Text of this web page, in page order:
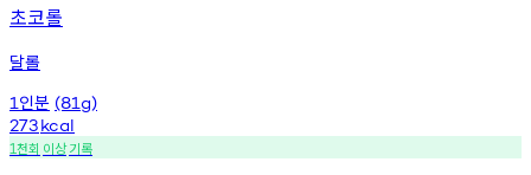
초코롤
달롤
1 인분 (81g)
273kcal
1천회 이상기록